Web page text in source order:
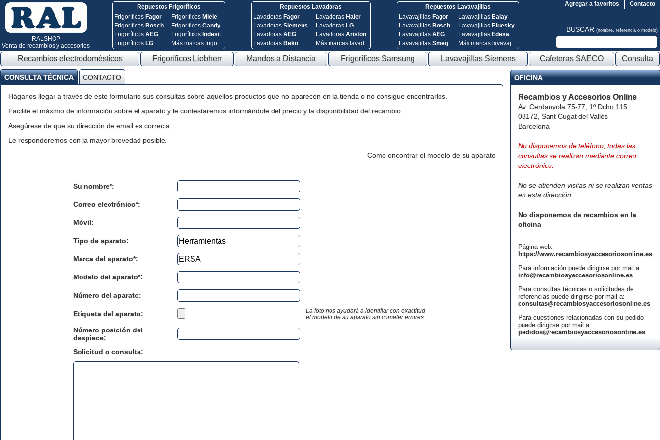
RALSHOP
Venta de recambios y accesorios
Repuestos Frigoríficos
Frigoríficos Fagor
Frigoríficos Bosch
FrigoríficosAEG
Frigoríficos LG
Frigoríficos Miele
FrigoríficosCandy
Frigoríficos Indesit
Más marcas frigo.
Repuestos Lavadoras
Lavadoras Fagor
Lavadoras Siemens
Lavadoras AEG
Lavadoras Beko
Lavadoras Haier
Lavadoras LG
Lavadoras Ariston
Más marcas lavad.
Repuestos Lavavajillas
Lavavajillas Fagor
Lavavajillas Bosch
Lavavajillas AEG
Lavavajillas Smeg
Lavavajillas Balay
Lavavajillas Bluesky
Lavavajillas Edesa
Más marcas lavavaj.
Contacto
Agregar a favoritos
BUSCAR (nombre, referencia o modelo)
Recambios electrodomésticos Frigoríficos Liebherr Mandos a Distancia Frigoríficos Samsung Lavavajillas Siemens Cafeteras SAECO Consulta
CONSULTA TÉCNICA CONTACTO
Háganos llegar a través de este formulario sus consultas sobre aquellos productos que no aparecen en la tienda o no consigue encontrarlos.
Facilite el máximo de información sobre el aparato y le contestaremos informándole del precio y la disponibilidad del recambio.
Asegúrese de que su dirección de email es correcta.
Le responderemos con la mayor brevedad posible.
Como encontrar el modelo de su aparato
Su nombre*:
Correo electrónico*:
Móvil:
Tipo de aparato:
Marca del aparato*:
Modelo del aparato*:
Número del aparato:
Etiqueta del aparato:
La foto nos ayudará a identifiar con exactitud
el modelo de su aparato sin cometer errores
Número posición del
despiece:
Solicitud o consulta:
OFICINA
Recambios y Accesorios Online
Av. Cerdanyola 75-77, 1º Dcho 115
08172, Sant Cugat del Vallès
Barcelona
No disponemos de teléfono, todas las
consultas se realizan mediante correo
electrónico.
No se atienden visitas ni se realizan ventas
en esta dirección.
No disponemos de recambios en la
oficina
Página web:
https://www.recambiosyaccesoriosonline.es
Para información puede dirigirse por mail a:
info@recambiosyaccesoriosonline.es
Para consultas técnicas o solicitudes de
referencias puede dirigirse por mail a:
consultas@recambiosyaccesoriosonline.es
Para cuestiones relacionadas con su pedido
puede dirigirse por mail a:
pedidos@recambiosyaccesoriosonline.es